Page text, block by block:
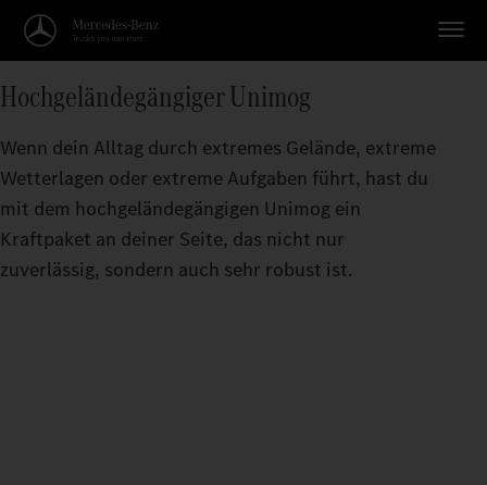
Hochgeländegängiger Unimog
Wenn dein Alltag durch extremes Gelände, extreme
Wetterlagen oder extreme Aufgaben führt, hast du
mit dem hochgeländegängigen Unimog ein
Kraftpaket an deiner Seite, das nicht nur
zuverlässig, sondern auch sehr robust ist.